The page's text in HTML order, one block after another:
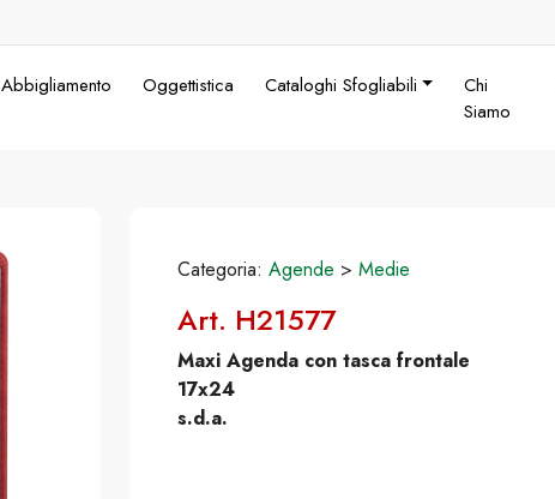
Abbigliamento Oggettistica Cataloghi Sfogliabili
Chi
Siamo
Categoria: Agende > Medie
Art. H21577
Maxi Agenda con tasca frontale
17x24
s.d.a.